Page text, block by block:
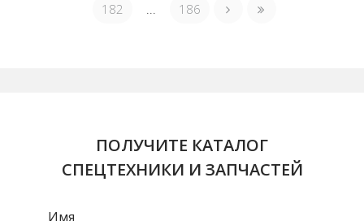
182
... 186
ПОЛУЧИТЕ КАТАЛОГ
СПЕЦТЕХНИКИ И ЗАПЧАСТЕЙ